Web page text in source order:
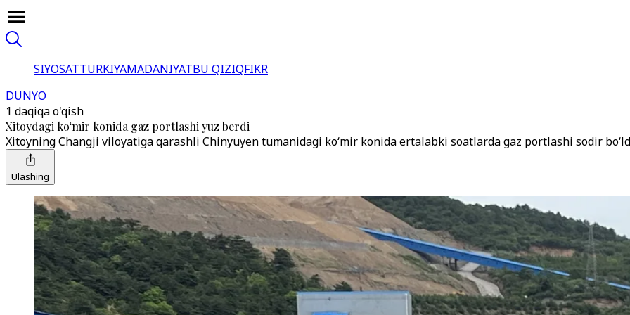
SIYOSATTURKIYAMADANIYATBU QIZIQFIKR
DUNYO
1 daqiqa o'qish
Xitoydagi ko‘mir konida gaz portlashi yuz berdi
Xitoyning Changji viloyatiga qarashli Chinyuyen tumanidagi ko‘mir konida ertalabki soatlarda gaz portlashi sodir
Ulashing